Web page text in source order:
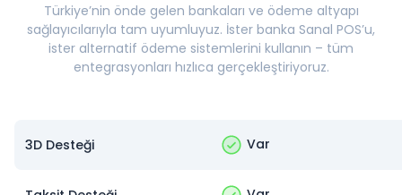
Türkiye’nin önde gelen bankaları ve ödeme altyapı
sağlayıcılarıyla tam uyumluyuz. İster banka Sanal POS’u,
ister alternatif ödeme sistemlerini kullanın – tüm
entegrasyonları hızlıca gerçekleştiriyoruz.
3D Desteği Var